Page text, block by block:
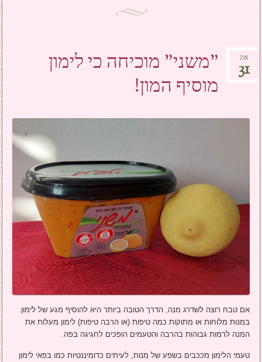
"משני" מוכיחה כי לימון
מוסיף המון!
אוג
31
אם טבח רוצה לשדרג מנה, הדרך הטובה ביותר היא להוסיף מגע של לימון.
במנות מלוחות או מתוקות כמה טיפות (או הרבה טיפות) לימון מעלות את
המנה לרמות גבוהות בהרבה והטעמים הופכים לחגיגה בפה.
טעמי הלימון מככבים בשפע של מנות, לעיתים כדומיננטיות כמו בפאי לימון